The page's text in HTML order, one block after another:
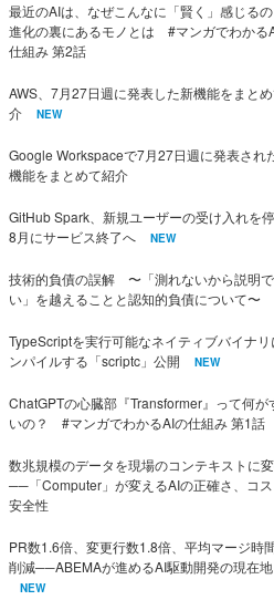
最近のAIは、なぜこんなに「賢く」感じる
進化の裏にあるモノとは #マンガでわかる
仕組み 第2話
AWS、7月27日週に発表した新機能をまと
介
NEW
Google Workspaceで7月27日週に発表され
機能をまとめて紹介
GitHub Spark、新規ユーザーの受け入れを
8月にサービス終了へ
NEW
技術的負債の誤解 〜「測れないから説明
い」を越えることと認知的負債について〜
TypeScriptを実行可能なネイティブバイナリ
ンパイルする「scriptc」公開
NEW
ChatGPTの心臓部『Transformer』って何が
いの？ #マンガでわかるAIの仕組み 第1話
数兆規模のデータを現場のコンテキストに
──「Computer」が変えるAIの正確さ、コス
安全性
PR数1.6倍、変更行数1.8倍、平均マージ時
削減──ABEMAが進めるAI駆動開発の現在地
NEW